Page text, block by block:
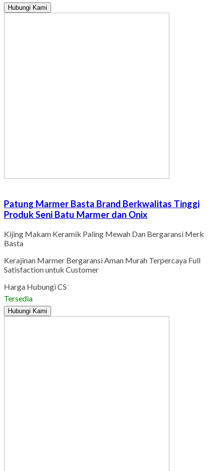
Hubungi Kami
Patung Marmer Basta Brand Berkwalitas Tinggi
Produk Seni Batu Marmer dan Onix
Kijing Makam Keramik Paling Mewah Dan Bergaransi Merk
Basta
Kerajinan Marmer Bergaransi Aman Murah Terpercaya Full
Satisfaction untuk Customer
Harga Hubungi CS
Tersedia
Hubungi Kami